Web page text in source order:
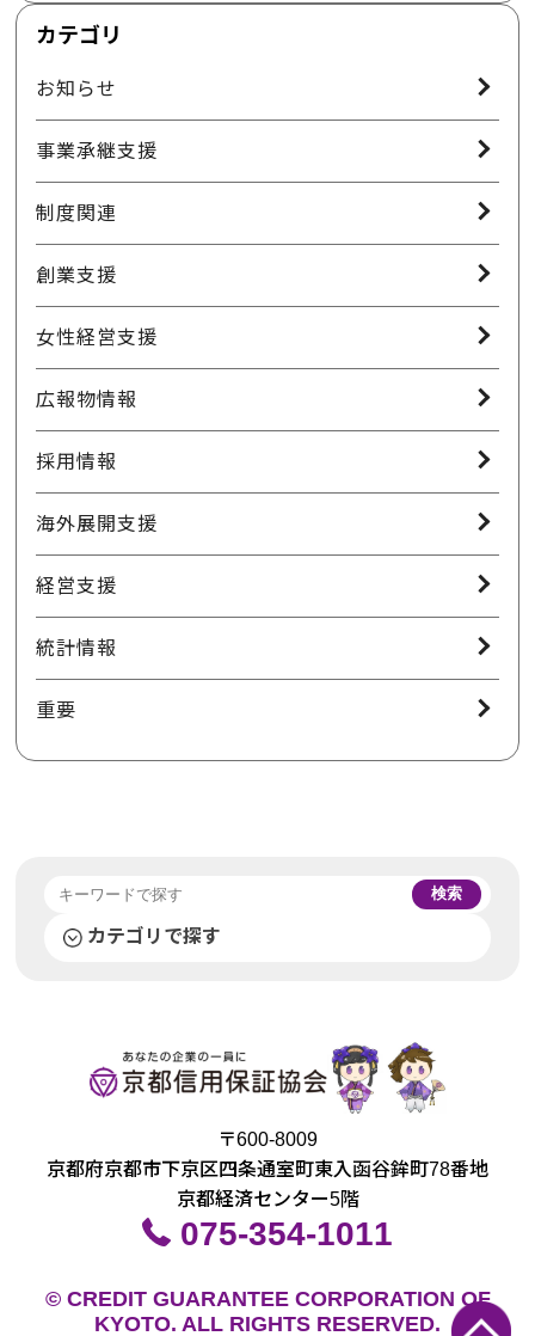
カテゴリ
お知らせ
事業承継支援
制度関連
創業支援
女性経営支援
広報物情報
採用情報
海外展開支援
経営支援
統計情報
重要
検索
カテゴリで探す
〒600-8009
京都府京都市下京区四条通室町東入函谷鉾町78番地
京都経済センター5階
075-354-1011
© CREDIT GUARANTEE CORPORATION OF
KYOTO. ALL RIGHTS RESERVED.